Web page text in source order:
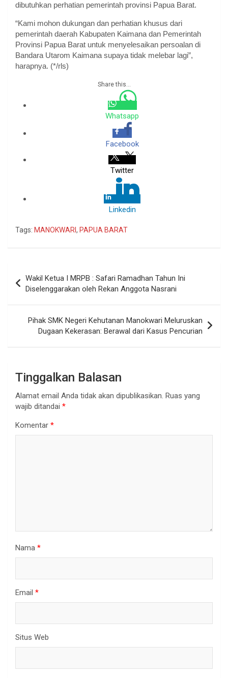
dibutuhkan perhatian pemerintah provinsi Papua Barat.
“Kami mohon dukungan dan perhatian khusus dari
pemerintah daerah Kabupaten Kaimana dan Pemerintah
Provinsi Papua Barat untuk menyelesaikan persoalan di
Bandara Utarom Kaimana supaya tidak melebar lagi”,
harapnya. (*/rls)
Share this...
Whatsapp
Facebook
Twitter
Linkedin
Tags: MANOKWARI , PAPUA BARAT
pos
Wakil Ketua I MRPB : Safari Ramadhan Tahun Ini
Diselenggarakan oleh Rekan Anggota Nasrani
Pihak SMK Negeri Kehutanan Manokwari Meluruskan
Dugaan Kekerasan: Berawal dari Kasus Pencurian
Tinggalkan Balasan
Alamat email Anda tidak akan dipublikasikan. Ruas yang
wajib ditandai *
Komentar *
Nama *
Email *
Situs Web